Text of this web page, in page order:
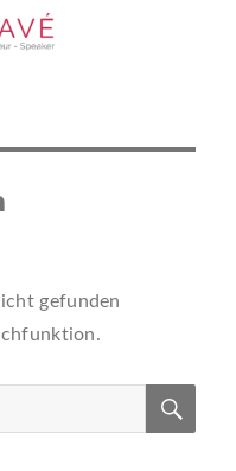
gefunden